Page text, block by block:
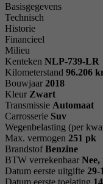
Basisgegevens
Technisch
Historie
Financieel
Milieu
Kenteken NLP-739-LR
Kilometerstand 96.206
Bouwjaar 2018
Kleur Zwart
Transmissie Automaat
Carrosserie Suv
Wegenbelasting (per
Max. vermogen 251 pk
Brandstof Benzine
BTW verrekenbaar Nee,
Datum eerste uitgifte 29-
Datum eerste toelating